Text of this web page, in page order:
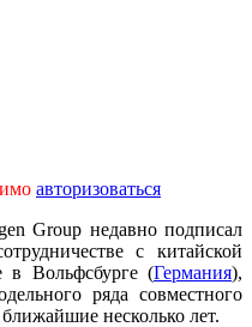
авторизоваться
Group недавно подписал
с китайской
в Вольфсбурге (Германия),
ряда совместного
несколько лет.